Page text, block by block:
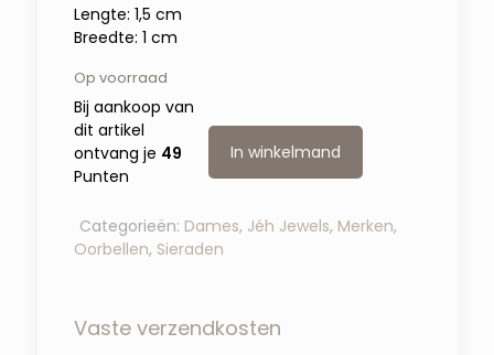
Lengte: 1,5 cm
Breedte: 1 cm
Op voorraad
Bij aankoop van
dit artikel
ontvang je 49
Punten
In winkelmand
Categorieën: Dames, Jéh Jewels, Merken,
Oorbellen, Sieraden
Vaste verzendkosten